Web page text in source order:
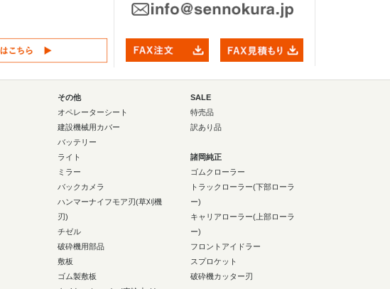
その他
オペレーターシート
建設機械用カバー
バッテリー
ライト
ミラー
バックカメラ
ハンマーナイフモア刃(草刈機
刃)
チゼル
破砕機用部品
敷板
ゴム製敷板
SALE
特売品
訳あり品
諸岡純正
ゴムクローラー
トラックローラー(下部ローラ
ー)
キャリアローラー(上部ローラ
ー)
フロントアイドラー
スプロケット
破砕機カッター刃